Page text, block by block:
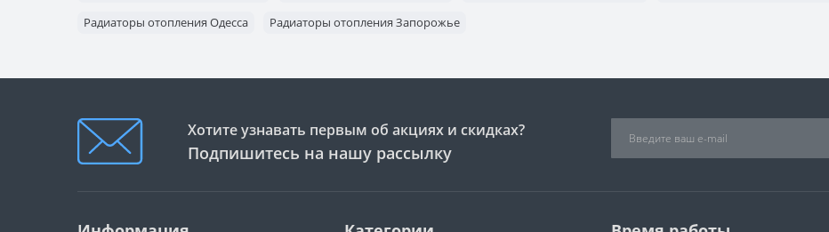
Радиаторы отопления Одесса
Радиаторы отопления Запорожье
Хотите узнавать первым об акциях и скидках?
Подпишитесь на нашу рассылку